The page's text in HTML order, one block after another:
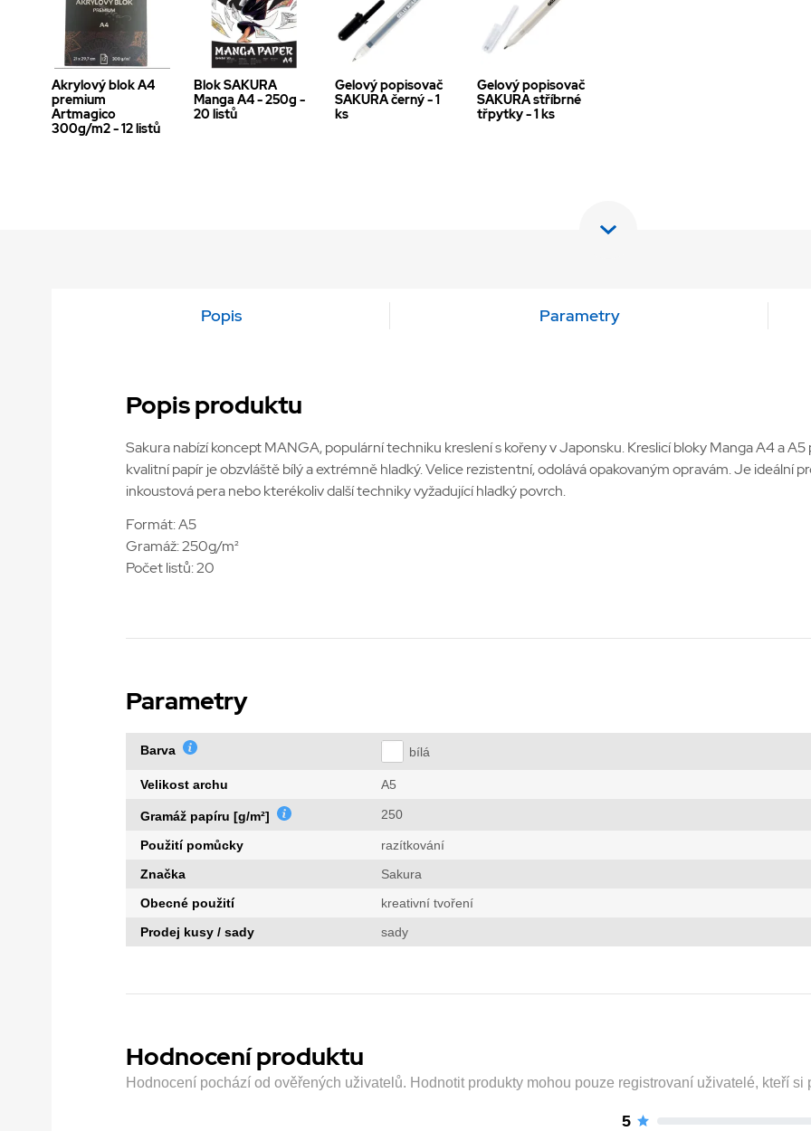
Akrylový blok A4
premium
Artmagico
300g/m2 - 12 listů
Blok SAKURA
Manga A4 - 250g -
20 listů
Gelový popisovač
SAKURA černý - 1
ks
Gelový popisovač
SAKURA stříbrné
třpytky - 1 ks
Popis Parametry
Popis produktu
Sakura nabízí koncept MANGA, populární techniku kreslení s kořeny v Japonsku. Kreslicí bloky Manga A4 a
kvalitní papír je obzvláště bílý a extrémně hladký. Velice rezistentní, odolává opakovaným opravám. Je ideální
inkoustová pera nebo kterékoliv další techniky vyžadující hladký povrch.
Formát: A5
Gramáž: 250g/m²
Počet listů: 20
Parametry
Barva bílá
Velikost archu A5
Gramáž papíru [g/m²] 250
Použití pomůcky
razítkování
Značka
Sakura
Obecné použití
kreativní tvoření
Prodej kusy / sady
sady
Hodnocení produktu
Hodnocení pochází od ověřených uživatelů. Hodnotit produkty mohou pouze registrovaní uživatelé, kteří si
5